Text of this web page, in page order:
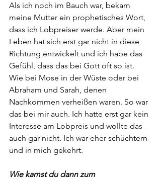
Als ich noch im Bauch war, bekam
meine Mutter ein prophetisches Wort,
dass ich Lobpreiser werde. Aber mein
Leben hat sich erst gar nicht in diese
Richtung entwickelt und ich habe das
Gefühl, dass das bei Gott oft so ist.
Wie bei Mose in der Wüste oder bei
Abraham und Sarah, denen
Nachkommen verheißen waren. So war
das bei mir auch. Ich hatte erst gar kein
Interesse am Lobpreis und wollte das
auch gar nicht. Ich war eher schüchtern
und in mich gekehrt.
Wie kamst du dann zum